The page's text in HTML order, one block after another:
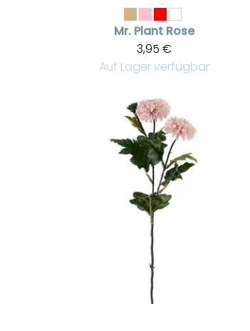
Mr. Plant Rose
3,95 €
Auf Lager verfügbar